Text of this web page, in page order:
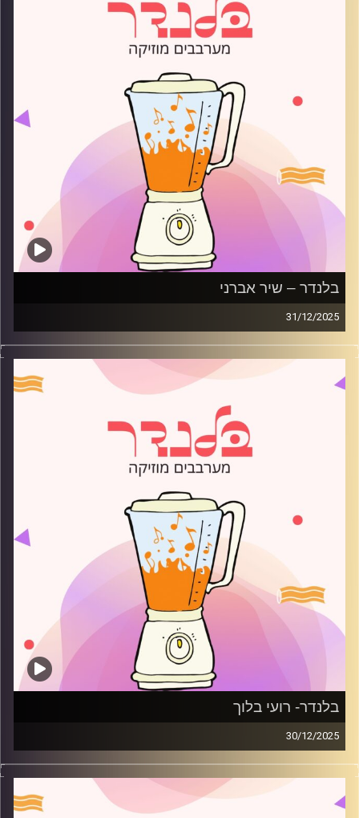
בלנדר – שיר אברני
31/12/2025
מוזיקה רגועה לפתוח איתה את הבוקר בהגשת שיר אברני
קרדיט תמונות:
AudioVersity
בלנדר- רועי בלוך
30/12/2025
מוזיקה רגועה לפתוח איתה את הבוקר בהגשת רועי בלוך
קרדיט תמונות:
AudioVersity